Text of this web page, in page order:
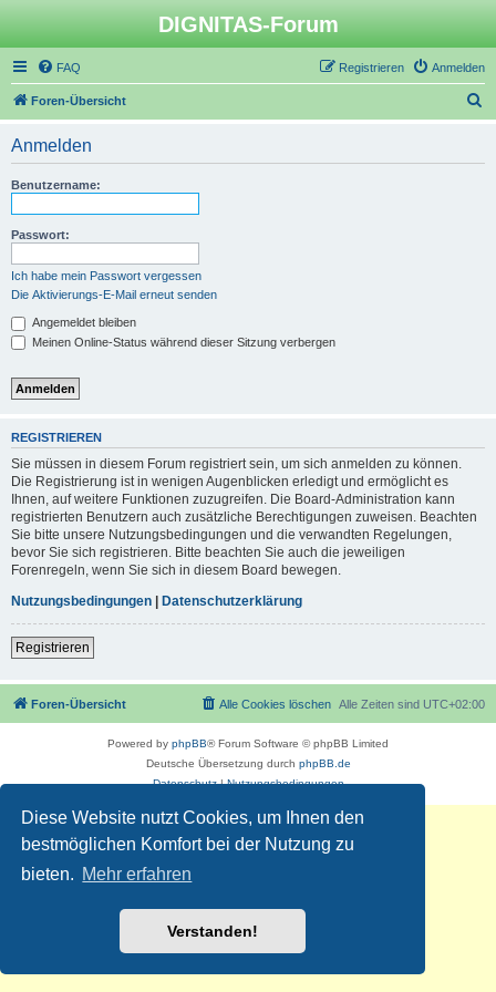
Diese Website nutzt Cookies, um Ihnen den
bestmöglichen Komfort bei der Nutzung zu
bieten. Mehr erfahren
Verstanden!
DIGNITAS-Forum
FAQ Anmelden
Registrieren
Foren-Übersicht
Anmelden
Benutzername:
Passwort:
Ich habe mein Passwort vergessen
Die Aktivierungs-E-Mail erneut senden
Angemeldet bleiben
Meinen Online-Status während dieser Sitzung verbergen
REGISTRIEREN
Sie müssen in diesem Forum registriert sein, um sich anmelden zu können.
Die Registrierung ist in wenigen Augenblicken erledigt und ermöglicht es
Ihnen, auf weitere Funktionen zuzugreifen. Die Board-Administration kann
registrierten Benutzern auch zusätzliche Berechtigungen zuweisen. Beachten
Sie bitte unsere Nutzungsbedingungen und die verwandten Regelungen,
bevor Sie sich registrieren. Bitte beachten Sie auch die jeweiligen
Forenregeln, wenn Sie sich in diesem Board bewegen.
Nutzungsbedingungen | Datenschutzerklärung
Registrieren
Foren-Übersicht Alle Zeiten sind UTC+02:00
Alle Cookies löschen
Powered by phpBB® Forum Software © phpBB Limited
Deutsche Übersetzung durch phpBB.de
Datenschutz|Nutzungsbedingungen